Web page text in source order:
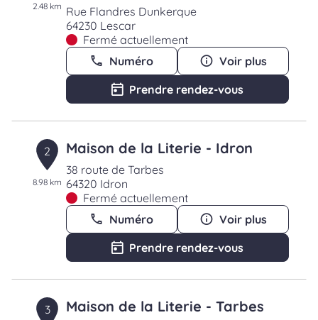
2.48 km Rue Flandres Dunkerque
64230 Lescar
Fermé actuellement
Numéro
Voir plus
Prendre rendez-vous
2
8.98 km
Maison de la Literie - Idron
38 route de Tarbes
64320 Idron
Fermé actuellement
Numéro
Voir plus
Prendre rendez-vous
3 Maison de la Literie - Tarbes